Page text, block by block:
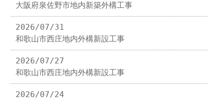
大阪府泉佐野市地内新築外構工事
2026/07/31
和歌山市西庄地内外構新設工事
2026/07/27
和歌山市西庄地内外構新設工事
2026/07/24